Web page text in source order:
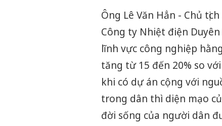
Ông Lê Văn Hẳn - Chủ
Công ty Nhiệt điện
lĩnh vực công nghiệp
tăng từ 15 đến 20% so
khi có dự án cộng với
trong dân thì diện mạo
đời sống của người dân